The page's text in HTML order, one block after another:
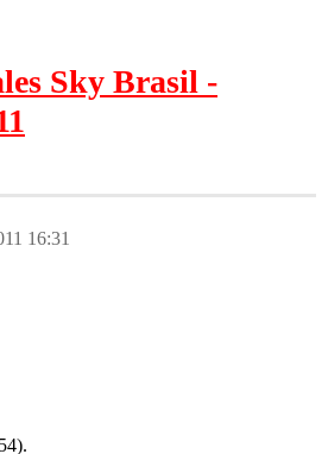
Sky Brasil -
16:31